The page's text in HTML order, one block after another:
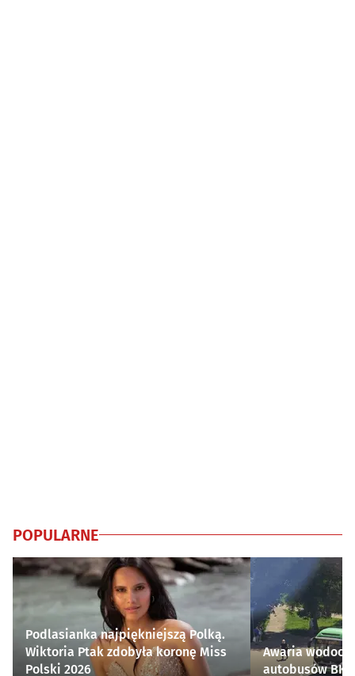
POPULARNE
Podlasianka najpiękniejszą Polką.
Wiktoria Ptak zdobyła koronę Miss
Polski 2026
Awaria
autobusów